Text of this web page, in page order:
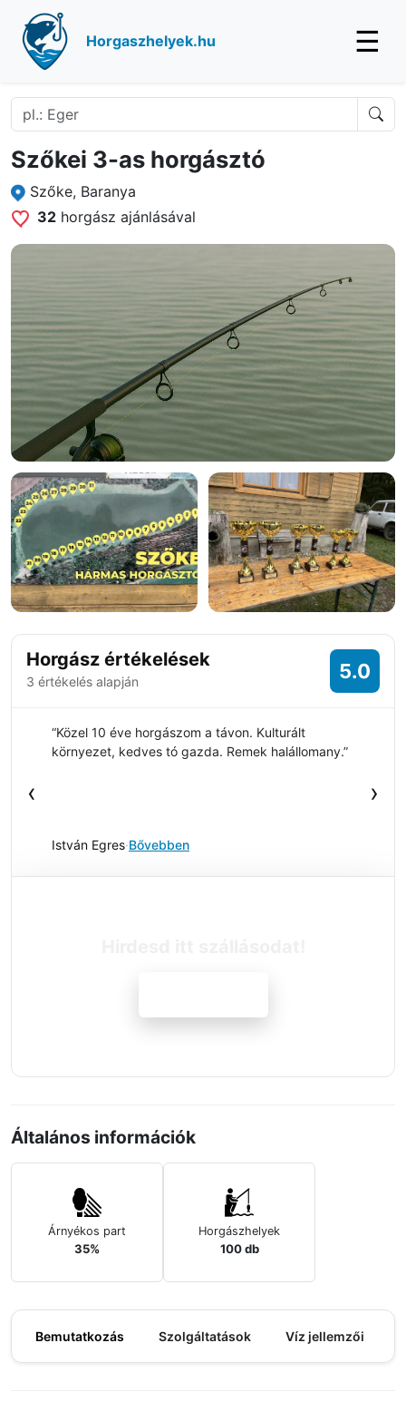
Horgaszhelyek.hu ☰
Szőkei 3-as horgásztó
Szőke, Baranya
32 horgász ajánlásával
Horgász értékelések
3 értékelés alapján 5.0
‹
“Közel 10 éve horgászom a távon. Kulturált
környezet, kedves tó gazda. Remek halállomany.”
István Egres·Bővebben
›
Általános információk
Árnyékos part
35%
Horgászhelyek
100 db
Bemutatkozás Szolgáltatások Víz jellemzői